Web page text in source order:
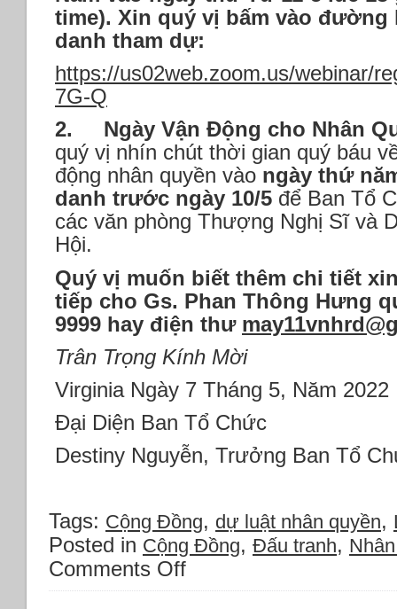
time). Xin quý vị bấm vào
danh tham dự:
https://us02web.zoom.us/webinar/
7G-Q
2.
Ngày Vận Động cho Nhân
quý vị nhín chút thời gian quý báu
động nhân quyền vào ngày thứ
danh trước ngày 10/5 để Ban Tổ
các văn phòng Thượng Nghị Sĩ và
Hội.
Quý vị muốn biết thêm chi tiết
tiếp cho Gs. Phan Thông Hưng
9999 hay điện thư
Trân Trọng Kính Mời
Virginia Ngày 7 Tháng 5, Năm 2022
Đại Diện Ban Tổ Chức
Destiny Nguyễn, Trưởng Ban Tổ
Tags: Cộng Đồng, dự luật nhân quyền,
Posted in Cộng Đồng, Đấu tranh,
Comments Offon